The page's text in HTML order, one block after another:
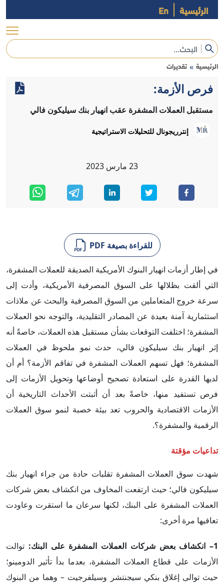
الرئيسية En
الرئيسية » تقديرات
فرص الأزمة:
مستقبل العملات المشفرة عقب انهيار بنك سيليكون فالي
إنترريجونال للتحليلات الاستراتيجية
23 مارس 2023
للقراءة بصيغة PDF
في إطار أزمات انهيار البنوك الأمريكية الصديقة للعملات المشفرة،
التي ألقت بظلالها على السوق المصرفية الأمريكية، وأدت إلى
سرعة خروج المتعاملين من السوق المصرفية والبحث عن ملاذات
استثمارية آمنة بعيدة عن المصادر التقليدية، والتوجه نحو العملات
المشفرة؛ اختلفت التوقعات بشأن مستقبل هذه العملات، خاصةً أنه
إثر انهيار بنك سيليكون فالي، حدث نمو ملحوظ في العملات
المشفرة؛ فهل تسهم العملات المشفرة في تفاقم الأزمة؟ أم أن
لديها القدرة على استعادة تصحيح أوضاعها وتحويل الأزمات إلى
فرص تستفيد منها، خاصةً بعد أن أثبتت الأحداث التاريخية أن
الأزمات الاقتصادية والحروب تعد بيئة خصبة لنمو سوق العملات
الرقمية والمشفرة؟.
تداعيات مؤقتة
شهدت سوق العملات المشفرة تقلبات حادة من جراء انهيار بنك
سيليكون فالي؛ حيث ارتفعت المخاوف من انكشاف بعض شركات
العملات المشفرة على البنك، لكنها سرعان ما استقرت وعاودت
تعافيها مرة أخرى:
1– انكشاف بعض شركات العملات المشفرة على البنك:
توالت
الأزمات على قطاع العملات المشفرة، بعدما بدأ تأثير الدومينو؛
حيث توالى إغلاق بنكي سيجنتشر وسيلفرجيت – وهما من البنوك